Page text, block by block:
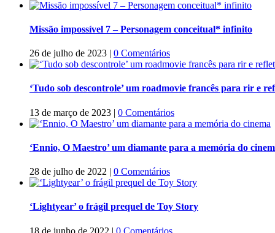
Missão impossível 7 – Personagem conceitual* infinito
26 de julho de 2023 | 0 Comentários
‘Tudo sob descontrole’ um roadmovie francês para rir e
13 de março de 2023 | 0 Comentários
‘Ennio, O Maestro’ um diamante para a memória do
28 de julho de 2022 | 0 Comentários
‘Lightyear’ o frágil prequel de Toy Story
18 de junho de 2022 | 0 Comentários